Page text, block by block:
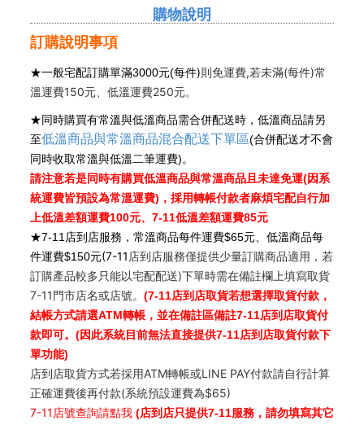
購物說明
訂購說明事項
★一般宅配訂購單滿3000元(每件)則免運費,若未滿(每件)常
溫運費150元、低溫運費250元。
★同時購買有常溫與低溫商品需合併配送時，低溫商品請另
至低溫商品與常溫商品混合配送下單區(合併配送才不會
同時收取常溫與低溫二筆運費)。
請注意若是同時有購買低溫商品與常溫商品且未達免運(因系
統運費皆預設為常溫運費)，採用轉帳付款者麻煩宅配自行加
上低溫差額運費100元、7-11低溫差額運費85元
★7-11 店到店服務，常溫商品每件運費$65元、低溫商品每
件運費$150元(7-11 店到店服務僅提供少量訂購商品適用，若
訂購產品較多只能以宅配配送)下單時需在備註欄上填寫取貨
7-11門市店名或店號。 (7-11店到店取貨若想選擇取貨付款，
結帳方式請選ATM轉帳，並在備註區備註7-11店到店取貨付
款即可。(因此系統目前無法直接提供7-11店到店取貨付款下
單功能)
店到店取貨方式若採用ATM轉帳或LINE PAY付款請自行計算
正確運費後再付款(系統預設運費為$65)
7-11 店號查詢請點我 (店到店只提供7-11服務，請勿填寫其它